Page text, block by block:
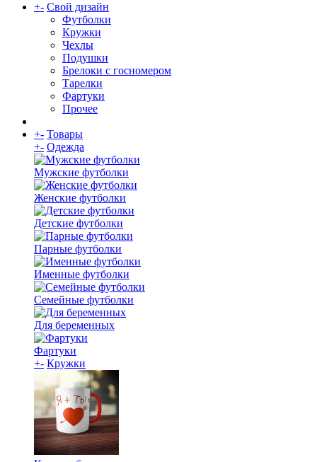
+- Свой дизайн
Футболки
Кружки
Чехлы
Подушки
Брелоки с госномером
Тарелки
Фартуки
Прочее
+- Товары
+- Одежда
Мужские футболки
Женские футболки
Детские футболки
Парные футболки
Именные футболки
Семейные футболки
Для беременных
Фартуки
+- Кружки